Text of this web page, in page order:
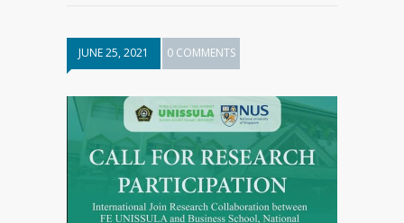
JUNE 25, 2021 0 COMMENTS